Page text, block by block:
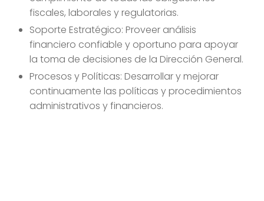
fiscales, laborales y regulatorias.
Soporte Estratégico: Proveer análisis
financiero confiable y oportuno para apoyar
la toma de decisiones de la Dirección General.
Procesos y Políticas: Desarrollar y mejorar
continuamente las políticas y procedimientos
administrativos y financieros.